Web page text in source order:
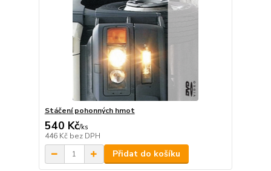
Stáčení pohonných hmot
540 Kč/ks
446 Kč bez DPH
Přidat do košíku